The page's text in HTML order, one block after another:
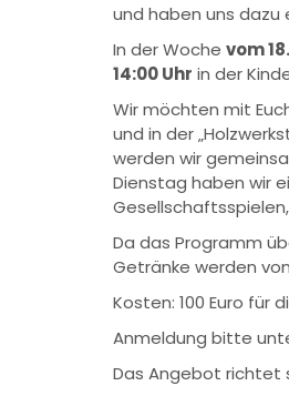
und haben uns dazu
In der Woche vom
14:00 Uhr in der
Wir möchten mit
und in der
werden wir
Dienstag haben wir
Da das Programm
Getränke werden
Kosten: 100 Euro für
Anmeldung bitte
Das Angebot richtet